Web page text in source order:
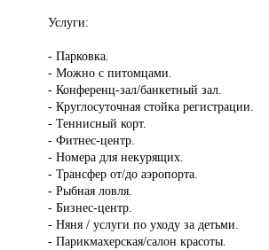
Услуги:
- Парковка.
- Можно с питомцами.
- Конференц-зал/банкетный зал.
- Круглосуточная стойка регистрации.
- Теннисный корт.
- Фитнес-центр.
- Номера для некурящих.
- Трансфер от/до аэропорта.
- Рыбная ловля.
- Бизнес-центр.
- Няня / услуги по уходу за детьми.
- Парикмахерская/салон красоты.